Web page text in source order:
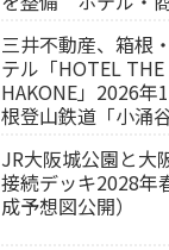
三井不動産、箱根
テル「HOTEL
HAKONE」2026
根登山鉄道「小涌
JR大阪城公園と大
接続デッキ2028年
成予想図公開）